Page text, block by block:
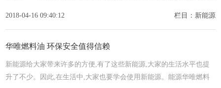
2018-04-16 09:40:12
栏目：新能源
华唯燃料油 环保安全值得信赖
新能源给大家带来许多的方便,有了这些新能源,大家的生活水平也提
升了不少。因此,在生活中,大家也要学会使用新能源。能源华唯燃料